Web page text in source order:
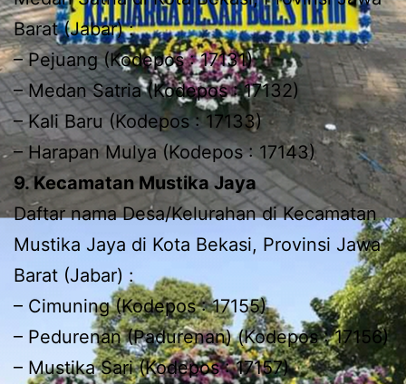
Barat (Jabar) :
– Pejuang (Kodepos : 17131)
– Medan Satria (Kodepos : 17132)
– Kali Baru (Kodepos : 17133)
– Harapan Mulya (Kodepos : 17143)
9. Kecamatan Mustika Jaya
Daftar nama Desa/Kelurahan di Kecamatan
Mustika Jaya di Kota Bekasi, Provinsi Jawa
Barat (Jabar) :
– Cimuning (Kodepos : 17155)
– Pedurenan (Padurenan) (Kodepos : 17156)
– Mustika Sari (Kodepos : 17157)